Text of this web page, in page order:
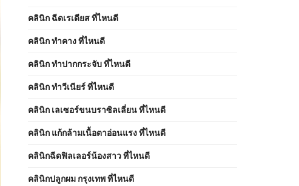
คลินิก ฉีดเรเดียส ที่ไหนดี
คลินิก ทำคาง ที่ไหนดี
คลินิก ทำปากกระจับ ที่ไหนดี
คลินิก ทำวีเนียร์ ที่ไหนดี
คลินิก เลเซอร์ขนบราซิลเลี่ยน ที่ไหนดี
คลินิก แก้กล้ามเนื้อตาอ่อนแรง ที่ไหนดี
คลินิกฉีดฟิลเลอร์น้องสาว ที่ไหนดี
คลินิกปลูกผม กรุงเทพ ที่ไหนดี